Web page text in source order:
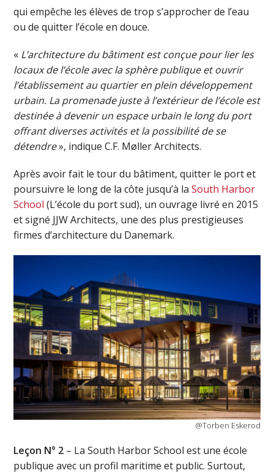
qui empêche les élèves de trop s’approcher de l’eau
ou de quitter l’école en douce.
« L’architecture du bâtiment est conçue pour lier les
locaux de l’école avec la sphère publique et ouvrir
l’établissement au quartier en plein développement
urbain. La promenade juste à l’extérieur de l’école est
destinée à devenir un espace urbain le long du port
offrant diverses activités et la possibilité de se
détendre», indique C.F. Møller Architects.
Après avoir fait le tour du bâtiment, quitter le port et
poursuivre le long de la côte jusqu’à laSouth Harbor
School (L’école du port sud), un ouvrage livré en 2015
et signé JJW Architects, une des plus prestigieuses
firmes d’architecture du Danemark.
@Torben Eskerod
Leçon N° 2 – La South Harbor School est une école
publique avec un profil maritime et public. Surtout,